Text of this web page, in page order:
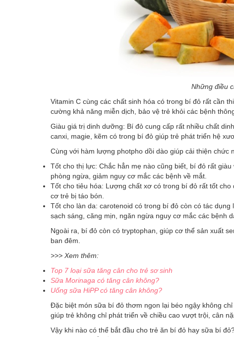
Những điều
Vitamin C cùng các chất sinh hóa có trong bí đỏ rất cần
cường khả năng miễn dịch, bảo vệ trẻ khỏi các bệnh
Giàu giá trị dinh dưỡng: Bí đỏ cung cấp rất nhiều chất
canxi, magie, kẽm có trong bí đỏ giúp trẻ phát triển hệ
Cùng với hàm lượng photpho dồi dào giúp cải thiện chức
Tốt cho thị lực: Chắc hẳn mẹ nào cũng biết, bí đỏ rất
phòng ngừa, giảm nguy cơ mắc các bệnh về mắt.
Tốt cho tiêu hóa: Lượng chất xơ có trong bí đỏ rất tốt
cơ trẻ bị táo bón.
Tốt cho làn da: carotenoid có trong bí đỏ còn có tác
sạch sáng, căng mịn, ngăn ngừa nguy cơ mắc các bệnh
Ngoài ra, bí đỏ còn có tryptophan, giúp cơ thể sản xuất
ban đêm.
>>> Xem thêm:
Top 7 loại sữa tăng cân cho trẻ sơ sinh
Sữa Morinaga có tăng cân không?
Uống sữa HiPP có tăng cân không?
Đặc biệt món sữa bí đỏ thơm ngon lại béo ngậy không
giúp trẻ không chỉ phát triển về chiều cao vượt trội, cân
Vậy khi nào có thể bắt đầu cho trẻ ăn bí đỏ hay sữa bí